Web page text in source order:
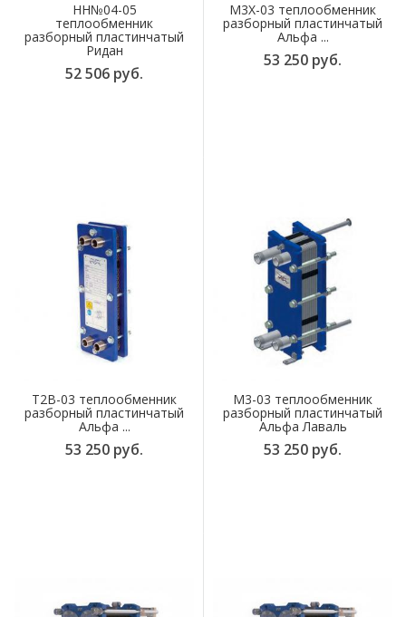
НН№04-05
теплообменник
разборный пластинчатый
Ридан
52 506 руб.
M3X-03 теплообменник
разборный пластинчатый
Альфа ...
53 250 руб.
T2B-03 теплообменник
разборный пластинчатый
Альфа ...
53 250 руб.
M3-03 теплообменник
разборный пластинчатый
Альфа Лаваль
53 250 руб.